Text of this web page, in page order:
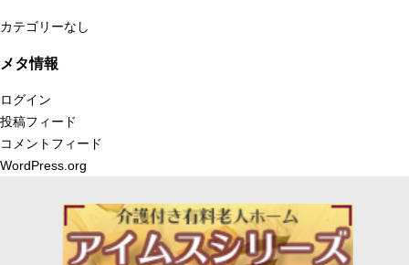
カテゴリーなし
メタ情報
ログイン
投稿フィード
コメントフィード
WordPress.org